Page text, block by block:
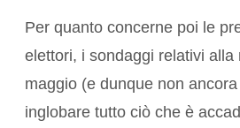
Per quanto concerne poi le
elettori, i sondaggi relativi alla
maggio (e dunque non
inglobare tutto ciò che è